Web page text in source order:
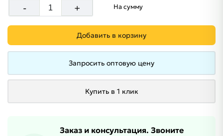
- + На сумму
Добавить в корзину
Запросить оптовую цену
Купить в 1 клик
Заказ и консультация. Звоните